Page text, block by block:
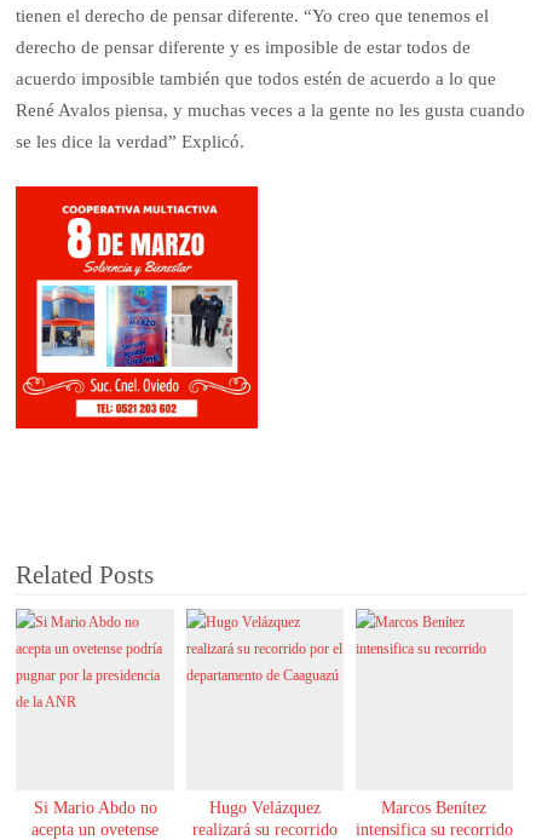
tienen el derecho de pensar diferente. “Yo creo que tenemos el
derecho de pensar diferente y es imposible de estar todos de
acuerdo imposible también que todos estén de acuerdo a lo que
René Avalos piensa, y muchas veces a la gente no les gusta cuando
se les dice la verdad” Explicó.
Related Posts
Si Mario Abdo no
acepta un ovetense
Hugo Velázquez
realizará su recorrido
Marcos Benítez
intensifica su recorrido